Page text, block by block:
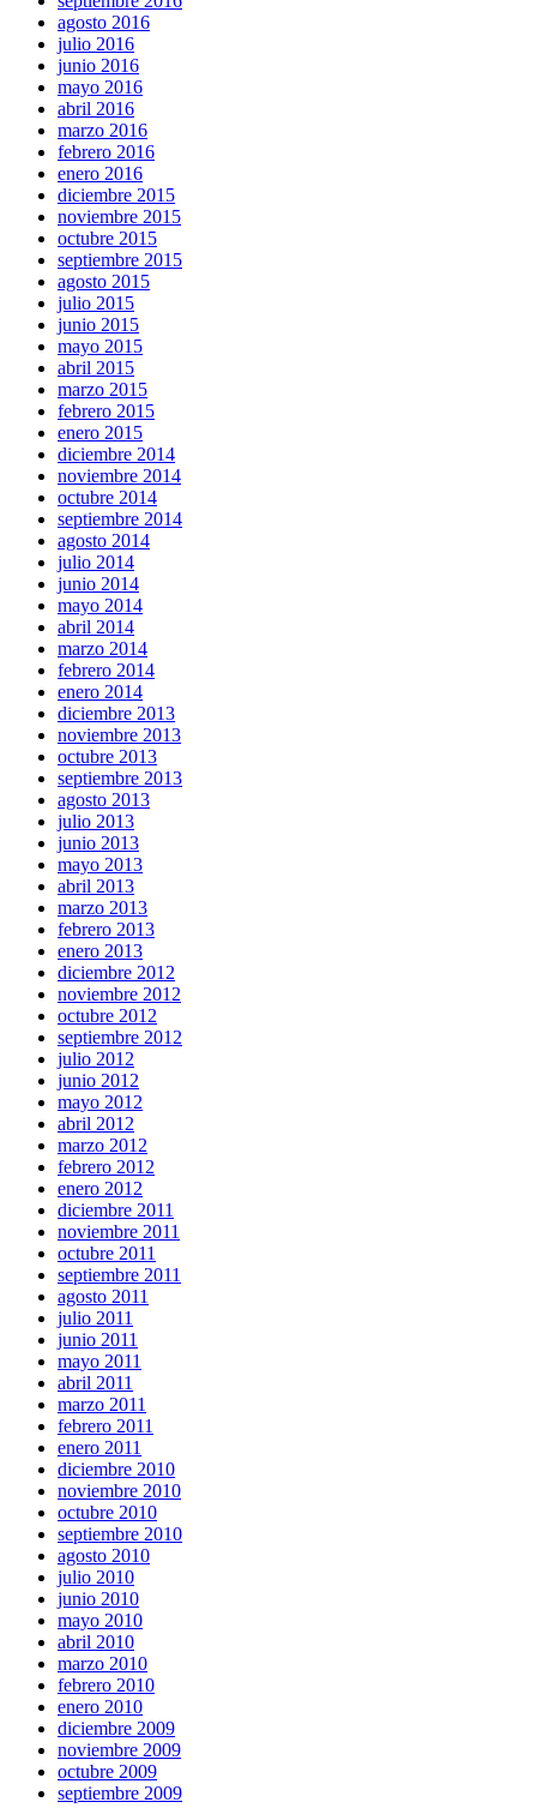
agosto 2016
julio 2016
junio 2016
mayo 2016
abril 2016
marzo 2016
febrero 2016
enero 2016
diciembre 2015
noviembre 2015
octubre 2015
septiembre 2015
agosto 2015
julio 2015
junio 2015
mayo 2015
abril 2015
marzo 2015
febrero 2015
enero 2015
diciembre 2014
noviembre 2014
octubre 2014
septiembre 2014
agosto 2014
julio 2014
junio 2014
mayo 2014
abril 2014
marzo 2014
febrero 2014
enero 2014
diciembre 2013
noviembre 2013
octubre 2013
septiembre 2013
agosto 2013
julio 2013
junio 2013
mayo 2013
abril 2013
marzo 2013
febrero 2013
enero 2013
diciembre 2012
noviembre 2012
octubre 2012
septiembre 2012
julio 2012
junio 2012
mayo 2012
abril 2012
marzo 2012
febrero 2012
enero 2012
diciembre 2011
noviembre 2011
octubre 2011
septiembre 2011
agosto 2011
julio 2011
junio 2011
mayo 2011
abril 2011
marzo 2011
febrero 2011
enero 2011
diciembre 2010
noviembre 2010
octubre 2010
septiembre 2010
agosto 2010
julio 2010
junio 2010
mayo 2010
abril 2010
marzo 2010
febrero 2010
enero 2010
diciembre 2009
noviembre 2009
octubre 2009
septiembre 2009